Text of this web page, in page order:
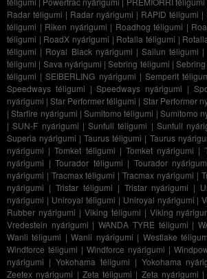
Radar téligumi | Radar nyárigumi | RAPID téligumi |
téligumi | Riken nyárigumi | Roadhog téligumi |
téligumi | RoadX nyárigumi | Rotalla téligumi |
téligumi | Royal Black nyárigumi |Sailun téligumi |
téligumi | Sava nyárigumi |Sebring téligumi |
téligumi |SEIBERLING nyárigumi |Semperit
Speedways téligumi |Speedways nyárigumi |
nyárigumi |Star Performer téligumi | Star Performer
|Starfire nyárigumi |Sumitomo téligumi | Sumitomo
|SUN-F nyárigumi | Sunfull téligumi | Sunfull
Superia nyárigumi |Taurus téligumi | Taurus
nyárigumi |Tomket téligumi | Tomket nyárigumi |
nyárigumi |Tourador téligumi | Tourador
nyárigumi | Tracmax téligumi |Tracmax nyárigumi |
nyárigumi | Tristar téligumi | Tristar nyárigumi |
nyárigumi | Uniroyal téligumi | Uniroyal nyárigumi |
Rubber nyárigumi | Viking téligumi | Viking
Vredestein nyárigumi |WANDA TYRE téligumi |
Wanli téligumi |Wanli nyárigumi | Westlake
Windforce téligumi | Windforce nyárigumi |
nyárigumi | Yokohama téligumi | Yokohama
Zeetex nyárigumi | Zeta téligumi | Zeta nyárigumi